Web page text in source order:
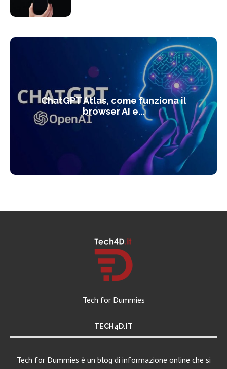
ChatGPT Atlas, come funziona il
browser AI e...
Tech for Dummies
TECH4D.IT
Tech for Dummies è un blog di informazione online che si